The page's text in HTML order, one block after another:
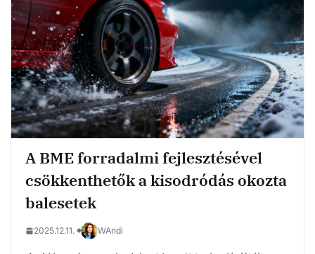
A BME forradalmi fejlesztésével
csökkenthetők a kisodródás okozta
balesetek
2025.12.11. WAndi